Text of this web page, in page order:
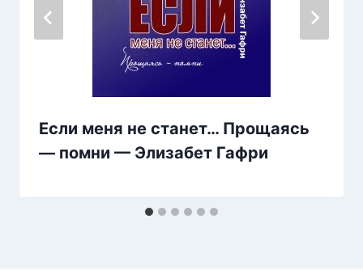
Если меня не станет… Прощаясь
— помни — Элизабет Гафри